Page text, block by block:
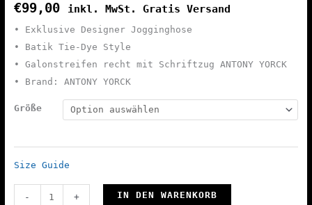
€99,00 inkl. MwSt. Gratis Versand
• Exklusive Designer Jogginghose
• Batik Tie-Dye Style
• Galonstreifen recht mit Schriftzug ANTONY YORCK
• Brand: ANTONY YORCK
Größe
Size Guide
- + IN DEN WARENKORB